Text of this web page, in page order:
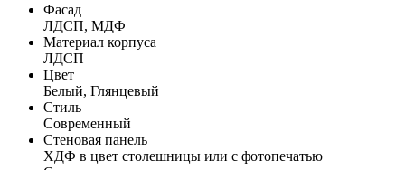
Фасад
ЛДСП, МДФ
Материал корпуса
ЛДСП
Цвет
Белый, Глянцевый
Стиль
Современный
Стеновая панель
ХДФ в цвет столешницы или с фотопечатью